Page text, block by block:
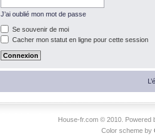
J’ai oublié mon mot de passe
Se souvenir de moi
Cacher mon statut en ligne pour cette session
House-fr.com © 2010. Powered
Color scheme by